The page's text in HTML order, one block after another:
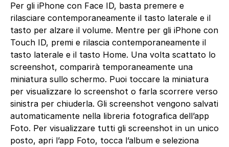
Per gli iPhone con Face ID, basta premere e
rilasciare contemporaneamente il tasto laterale e il
tasto per alzare il volume. Mentre per gli iPhone con
Touch ID, premi e rilascia contemporaneamente il
tasto laterale e il tasto Home. Una volta scattato lo
screenshot, comparirà temporaneamente una
miniatura sullo schermo. Puoi toccare la miniatura
per visualizzare lo screenshot o farla scorrere verso
sinistra per chiuderla. Gli screenshot vengono salvati
automaticamente nella libreria fotografica dell’app
Foto. Per visualizzare tutti gli screenshot in un unico
posto, apri l’app Foto, tocca l’album e seleziona